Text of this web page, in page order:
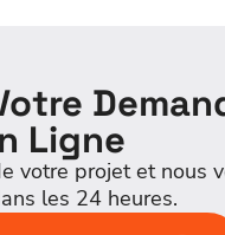
Ligne
votre projet et nous
les 24 heures.